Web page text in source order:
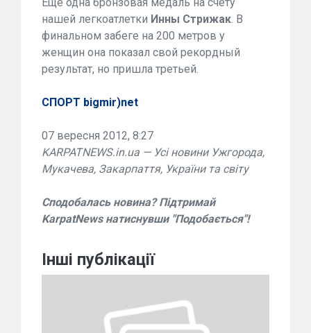
нашей легкоатлетки Инны Стрижак. В
финальном забеге на 200 метров у
женщин она показал свой рекордный
результат, но пришла третьей.
СПОРТ bigmir)net
07 вересня 2012, 8:27
KARPATNEWS.in.ua — Усі новини Ужгорода,
Мукачева, Закарпаття, України та світу
Сподобалась новина? Підтримай
KarpatNews натиснувши "Подобається"!
Інші публікації